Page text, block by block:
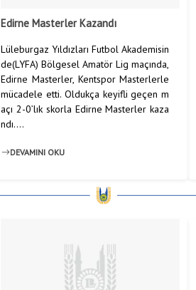
Edirne Masterler Kazandı
Lüleburgaz Yıldızları Futbol Akademisin
de(LYFA) Bölgesel Amatör Lig maçında,
Edirne Masterler, Kentspor Masterlerle
mücadele etti. Oldukça keyifli geçen m
açı 2-0’lık skorla Edirne Masterler kaza
ndı....
DEVAMINI OKU